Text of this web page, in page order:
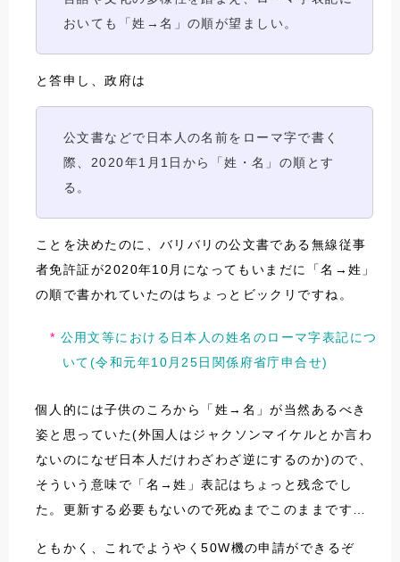
おいても「姓→名」の順が望ましい。
と答申し、政府は
公文書などで日本人の名前をローマ字で書く
際、2020年1月1日から「姓・名」の順とす
る。
ことを決めたのに、バリバリの公文書である無線従事
者免許証が2020年10月になってもいまだに「名→姓」
の順で書かれていたのはちょっとビックリですね。
公用文等における日本人の姓名のローマ字表記につ
いて(令和元年10月25日関係府省庁申合せ)
個人的には子供のころから「姓→名」が当然あるべき
姿と思っていた(外国人はジャクソンマイケルとか言わ
ないのになぜ日本人だけわざわざ逆にするのか)ので、
そういう意味で「名→姓」表記はちょっと残念でし
た。更新する必要もないので死ぬまでこのままです…
ともかく、これでようやく50W機の申請ができるぞ